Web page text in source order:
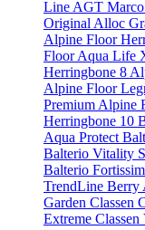
Line AGT
Original Alloc
Alpine Floor
Floor Aqua Life
Herringbone 8
Alpine Floor
Premium Alpine
Herringbone 10
Aqua Protect
Balterio Vitality
Balterio
TrendLine Berry
Garden Classen
Extreme Classen